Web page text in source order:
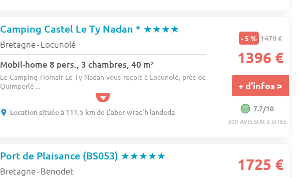
Camping Castel Le Ty Nadan * ★★★★
Bretagne- Locunolé
Mobil-home 8 pers., 3 chambres, 40 m²
Le Camping Homair Le Ty Nadan vous reçoit à Locunolé, près de
Quimperlé ...
Location située à 111.5 km de L'aber wrac'h landeda
- 5 % 1470 €
1396 €
+ d'infos >
7.7/10
309 AVIS SUR 3 SITES
Port de Plaisance (BS053) ★★★★★
Bretagne- Benodet 1725 €